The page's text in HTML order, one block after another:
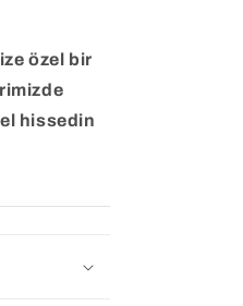
özel bir
hissedin